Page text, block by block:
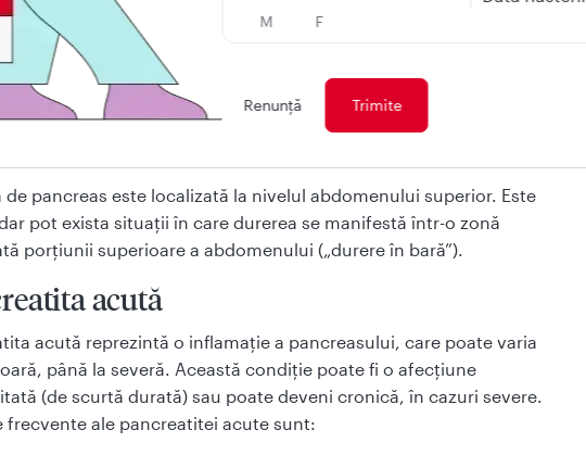
apetitului (poftei de mâncare);
(stare de oboseală excesivă).
este o afecțiune ce creează un disconfort semnificativ. Află
cauzele acesteia și cum poate fi prevenită din articolul
de pancreas este localizată la nivelul abdomenului superior. Este
pot exista situații în care durerea se manifestă într-o zonă
porțiunii superioare a abdomenului („durere în bară”).
acută
acută reprezintă o inflamație a pancreasului, care poate varia
până la severă. Această condiție poate fi o afecțiune
(de scurtă durată) sau poate deveni cronică, în cazuri severe.
frecvente ale pancreatitei acute sunt:
M F
Renunţă